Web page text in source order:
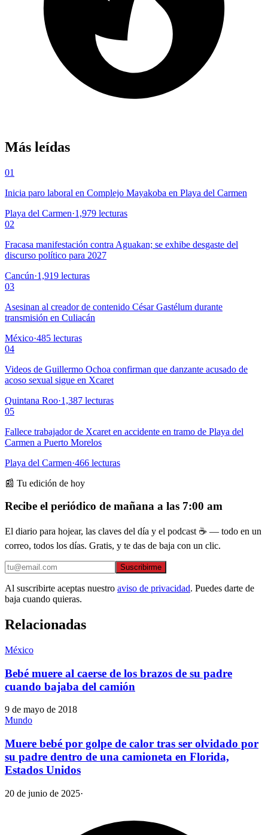
Más leídas
01
Inicia paro laboral en Complejo Mayakoba en Playa del Carmen
Playa del Carmen·1,979 lecturas
02
Fracasa manifestación contra Aguakan; se exhibe desgaste del
discurso político para 2027
Cancún·1,919 lecturas
03
Asesinan al creador de contenido César Gastélum durante
transmisión en Culiacán
México·485 lecturas
04
Videos de Guillermo Ochoa confirman que danzante acusado de
acoso sexual sigue en Xcaret
Quintana Roo·1,387 lecturas
05
Fallece trabajador de Xcaret en accidente en tramo de Playa del
Carmen a Puerto Morelos
Playa del Carmen·466 lecturas
📰 Tu edición de hoy
Recibe el periódico de mañana a las 7:00 am
El diario para hojear, las claves del día y el podcast ☕ — todo en un
correo, todos los días. Gratis, y te das de baja con un clic.
Suscribirme
Al suscribirte aceptas nuestro aviso de privacidad. Puedes darte de
baja cuando quieras.
Relacionadas
México
Bebé muere al caerse de los brazos de su padre
cuando bajaba del camión
9 de mayo de 2018
Mundo
Muere bebé por golpe de calor tras ser olvidado por
su padre dentro de una camioneta en Florida,
Estados Unidos
20 de junio de 2025·